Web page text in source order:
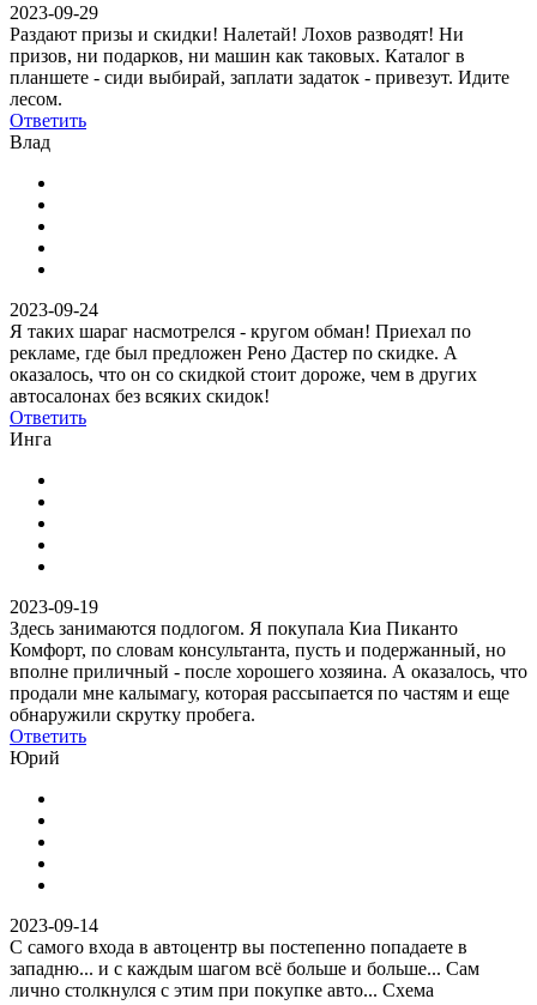
2023-09-29
Раздают призы и скидки! Налетай! Лохов разводят! Ни
призов, ни подарков, ни машин как таковых. Каталог в
планшете - сиди выбирай, заплати задаток - привезут. Идите
лесом.
Ответить
Влад
2023-09-24
Я таких шараг насмотрелся - кругом обман! Приехал по
рекламе, где был предложен Рено Дастер по скидке. А
оказалось, что он со скидкой стоит дороже, чем в других
автосалонах без всяких скидок!
Ответить
Инга
2023-09-19
Здесь занимаются подлогом. Я покупала Киа Пиканто
Комфорт, по словам консультанта, пусть и подержанный, но
вполне приличный - после хорошего хозяина. А оказалось, что
продали мне калымагу, которая рассыпается по частям и еще
обнаружили скрутку пробега.
Ответить
Юрий
2023-09-14
С самого входа в автоцентр вы постепенно попадаете в
западню... и с каждым шагом всё больше и больше... Сам
лично столкнулся с этим при покупке авто... Схема